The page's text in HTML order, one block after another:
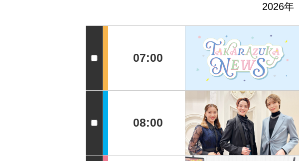
2026年
07:00
08:00